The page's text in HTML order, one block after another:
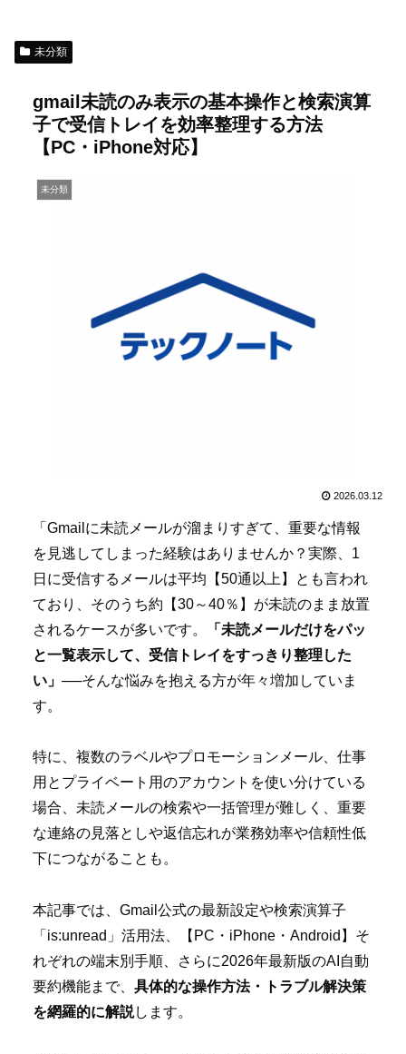
未分類
gmail未読のみ表示の基本操作と検索演算
子で受信トレイを効率整理する方法
【PC・iPhone対応】
未分類
2026.03.12
「Gmailに未読メールが溜まりすぎて、重要な情報
を見逃してしまった経験はありませんか？実際、1
日に受信するメールは平均【50通以上】とも言われ
ており、そのうち約【30～40％】が未読のまま放置
されるケースが多いです。
「未読メールだけをパッ
と一覧表示して、受信トレイをすっきり整理した
い」 ──そんな悩みを抱える方が年々増加していま
す。
特に、複数のラベルやプロモーションメール、仕事
用とプライベート用のアカウントを使い分けている
場合、未読メールの検索や一括管理が難しく、重要
な連絡の見落としや返信忘れが業務効率や信頼性低
下につながることも。
本記事では、Gmail公式の最新設定や検索演算子
「is:unread」活用法、【PC・iPhone・Android】そ
れぞれの端末別手順、さらに2026年最新版のAI自動
要約機能まで、 具体的な操作方法・トラブル解決策
を網羅的に解説します。